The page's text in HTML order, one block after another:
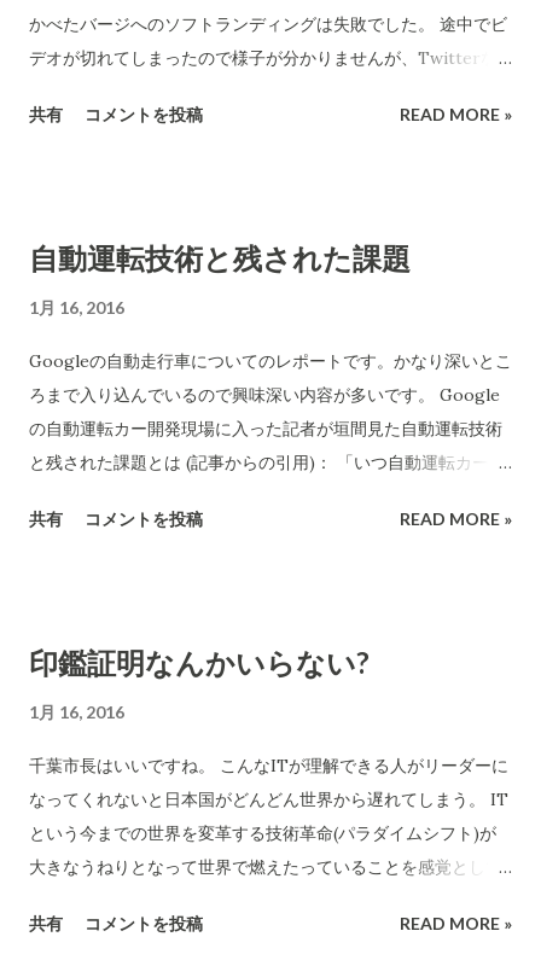
かべたバージへのソフトランディングは失敗でした。 途中でビ
デオが切れてしまったので様子が分かりませんが、Twitterな
ということらしいです。 詳しいことはこれから発表になりま
Administration )ヨーロッパなどの連合体が利用する海面観察
を目的としている。昨今の以上気象の原因を探ったり大きなハ
ます。Jason-3と呼ばれるものです、これまではJason-2を使っ
ていた。 この衛星は無事に軌道に乗ったとのことです。 バージ
に降りた時の映像です。 200kmの空高くまで登った細長い第一
段目ロケットを打ち上げ基地から300キロも離れた海上のこの
えます。
共有 コメントを投稿 READ MORE »
自動運転技術と残された課題
1月 16, 2016
Googleの自動走行車についてのレポートです。かなり深いとこ
ろまで入り込んでいるので興味深い内容が多いです。 Google
の自動運転カー開発現場に入った記者が垣間見た自動運転技術
と残された課題とは (記事からの引用)： 「いつ自動運転カーは
免許を取得できる)16歳になる頃でしょう」と答えたとのこと。
共有 コメントを投稿 READ MORE »
印鑑証明なんかいらない?
1月 16, 2016
千葉市長はいいですね。 こんなITが理解できる人がリーダーに
なってくれないと日本国がどんどん世界から遅れてしまう。 IT
という今までの世界を変革する技術革命(パラダイムシフト)が
大きなうねりとなって世界で燃えたっていることを感覚として
います。 印鑑証明なんかいらない? 熊谷俊人・千葉市長のツイ
共有 コメントを投稿 READ MORE »